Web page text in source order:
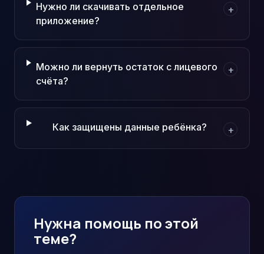
Нужно ли скачивать отдельное
приложение?
+
Можно ли вернуть остаток с лицевого
счёта?
+
Как защищены данные ребёнка? +
Нужна помощь по этой
теме?